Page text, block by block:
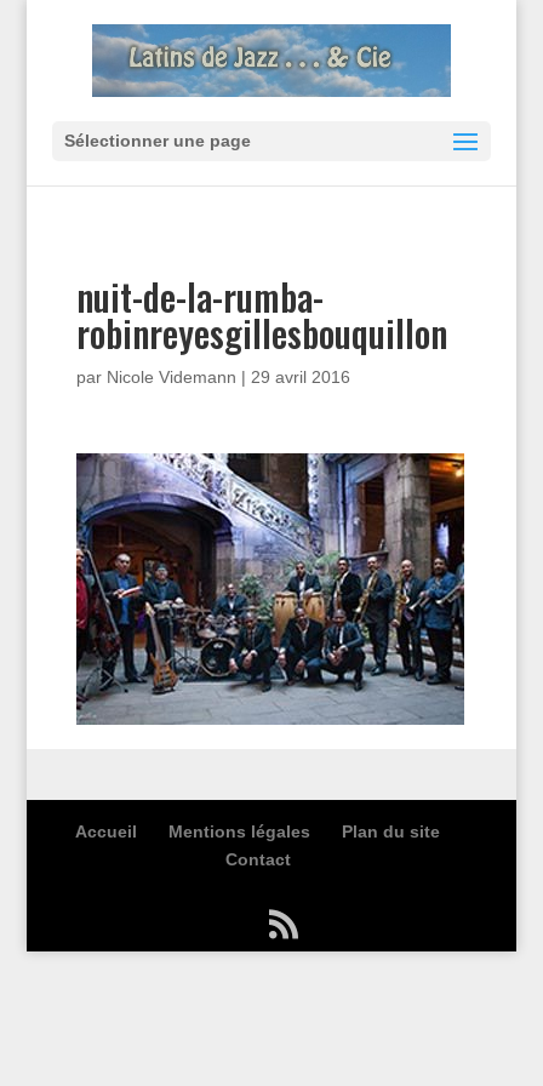
Sélectionner une page
nuit-de-la-rumba-
robinreyesgillesbouquillon
par Nicole Videmann | 29 avril 2016
Accueil Mentions légales
Plan du site
Contact